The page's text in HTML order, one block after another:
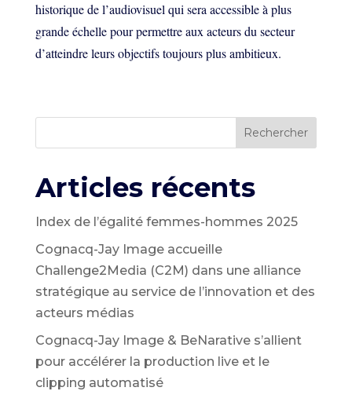
historique de l’audiovisuel qui sera accessible à plus
grande échelle pour permettre aux acteurs du secteur
d’atteindre leurs objectifs toujours plus ambitieux.
Rechercher
Articles récents
Index de l’égalité femmes-hommes 2025
Cognacq-Jay Image accueille
Challenge2Media (C2M) dans une alliance
stratégique au service de l’innovation et des
acteurs médias
Cognacq-Jay Image & BeNarative s’allient
pour accélérer la production live et le
clipping automatisé